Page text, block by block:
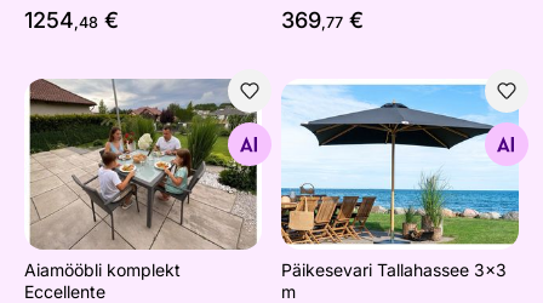
1254,48 € 369,77 €
Aiamööbli komplekt Eccellente
Otsi sarnaseid
Aiamööbli komplekt
Eccellente
Päikesevari Tallahassee
Otsi sarnaseid
Päikesevari Tallahassee 3x3
m